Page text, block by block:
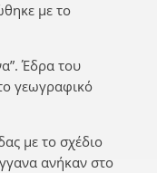
με το
Έδρα του
γεωγραφικό
με το σχέδιο
ανήκαν στο